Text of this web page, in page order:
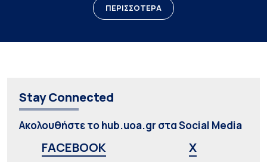
ΠΕΡΙΣΣΟΤΕΡΑ
Stay Connected
Ακολουθήστε το hub.uoa.gr στα Social Media
FACEBOOK
X